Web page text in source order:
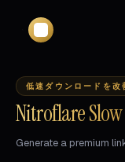
低速ダウンロードを改
Nitroflare
Generate a premium